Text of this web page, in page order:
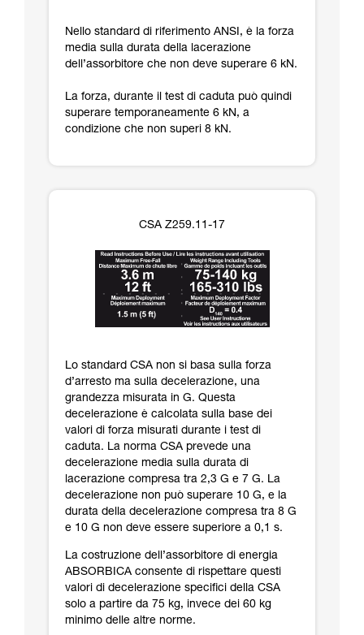
Nello standard di riferimento ANSI, è la forza
media sulla durata della lacerazione
dell’assorbitore che non deve superare 6 kN.
La forza, durante il test di caduta può quindi
superare temporaneamente 6 kN, a
condizione che non superi 8 kN.
CSA Z259.11-17
Lo standard CSA non si basa sulla forza
d’arresto ma sulla decelerazione, una
grandezza misurata in G. Questa
decelerazione è calcolata sulla base dei
valori di forza misurati durante i test di
caduta. La norma CSA prevede una
decelerazione media sulla durata di
lacerazione compresa tra 2,3 G e 7 G. La
decelerazione non può superare 10 G, e la
durata della decelerazione compresa tra 8 G
e 10 G non deve essere superiore a 0,1 s.
La costruzione dell’assorbitore di energia
ABSORBICA consente di rispettare questi
valori di decelerazione specifici della CSA
solo a partire da 75 kg, invece dei 60 kg
minimo delle altre norme.